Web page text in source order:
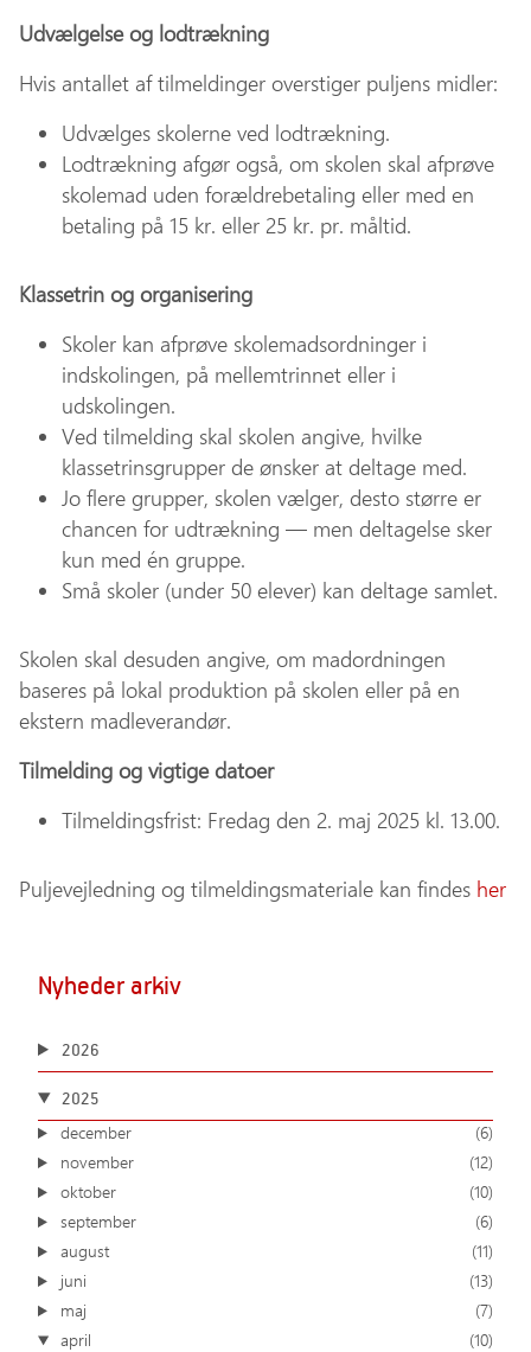
Udvælgelse og lodtrækning
Hvis antallet af tilmeldinger overstiger puljens midler:
Udvælges skolerne ved lodtrækning.
Lodtrækning afgør også, om skolen skal afprøve
skolemad uden forældrebetaling eller med en
betaling på 15 kr. eller 25 kr. pr. måltid.
Klassetrin og organisering
Skoler kan afprøve skolemadsordninger i
indskolingen, på mellemtrinnet eller i
udskolingen.
Ved tilmelding skal skolen angive, hvilke
klassetrinsgrupper de ønsker at deltage med.
Jo flere grupper, skolen vælger, desto større er
chancen for udtrækning — men deltagelse sker
kun med én gruppe.
Små skoler (under 50 elever) kan deltage samlet.
Skolen skal desuden angive, om madordningen
baseres på lokal produktion på skolen eller på en
ekstern madleverandør.
Tilmelding og vigtige datoer
Tilmeldingsfrist: Fredag den 2. maj 2025 kl. 13.00.
Puljevejledning og tilmeldingsmateriale kan findes her
Nyheder arkiv
2026
2025
december
(6)
november
(12)
oktober
(10)
september
(6)
august
(11)
juni
(13)
maj
(7)
april
(10)